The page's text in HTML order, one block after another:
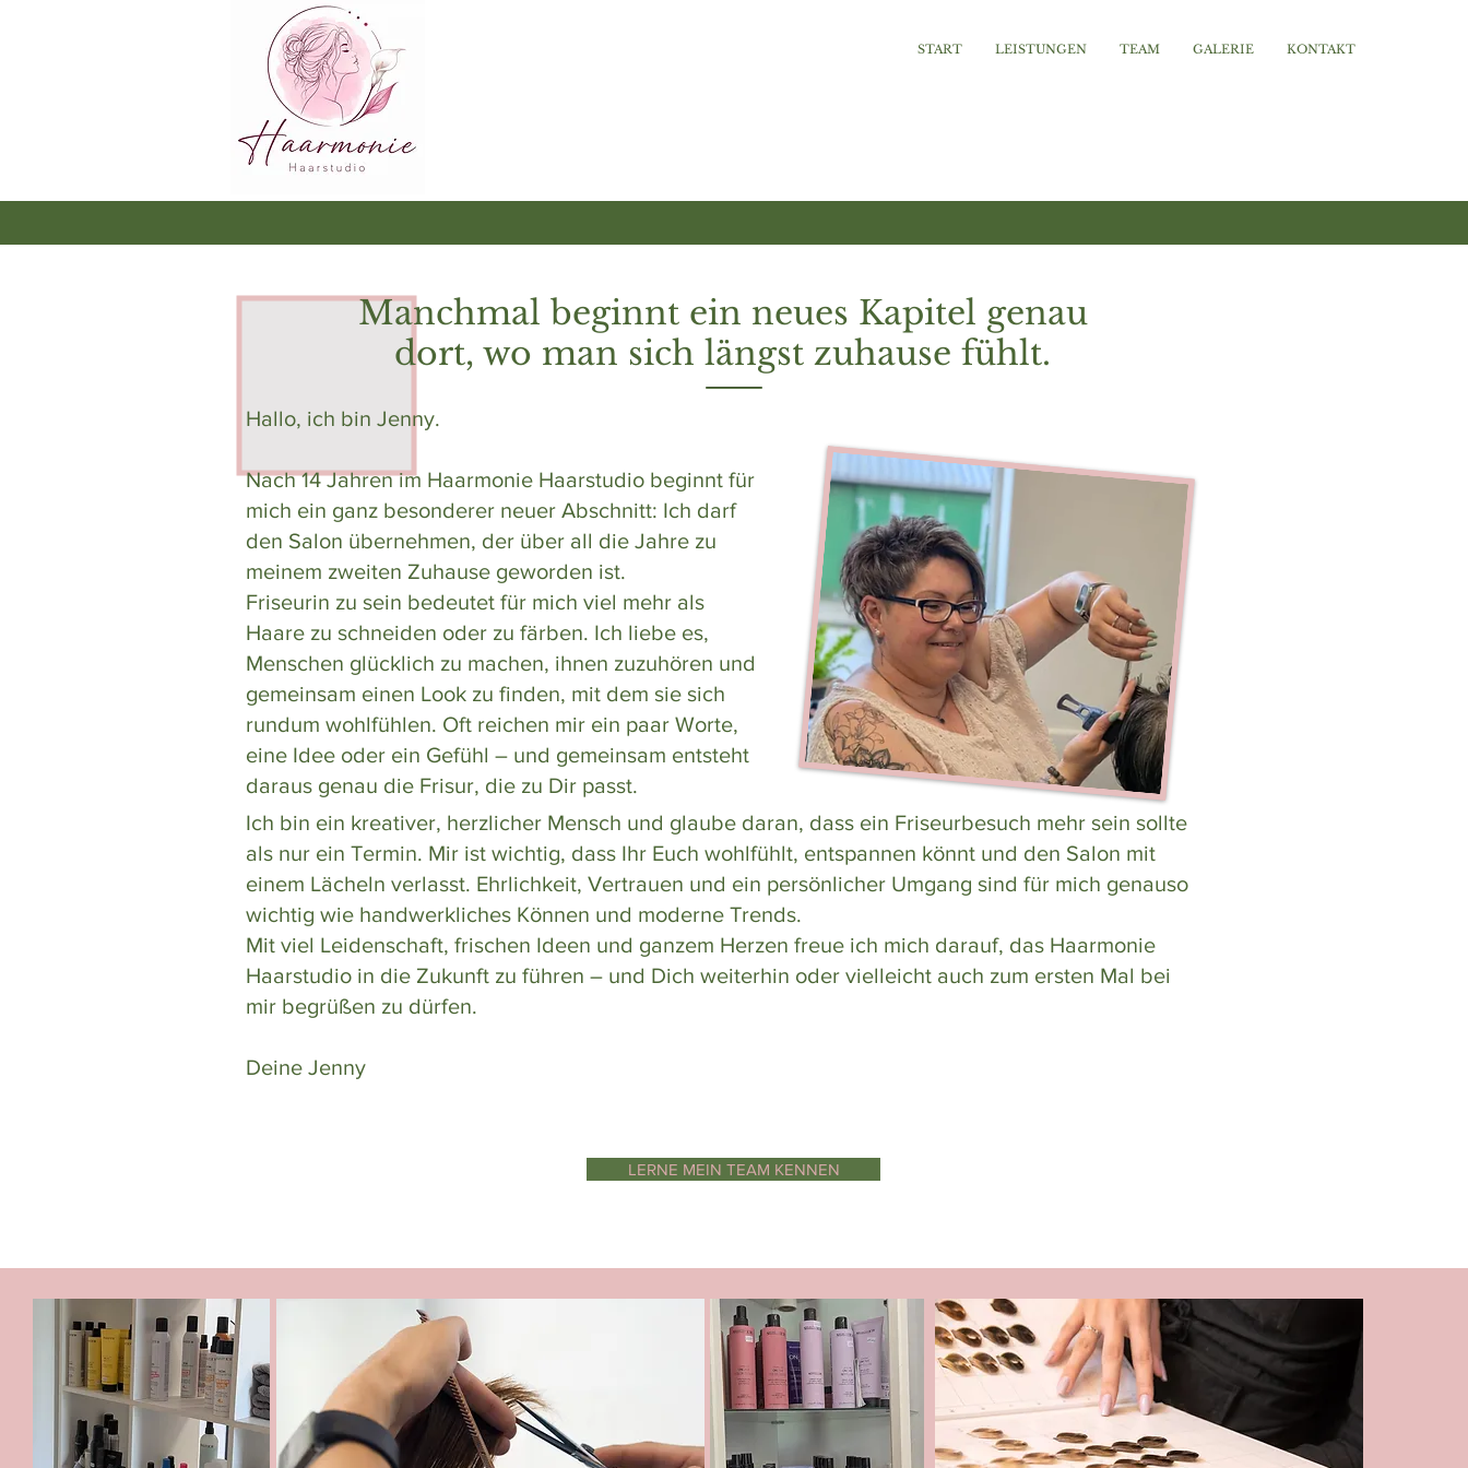
START LEISTUNGEN TEAM GALERIE KONTAKT
Manchmal beginnt ein neues Kapitel genau
dort, wo man sich längst zuhause fühlt.
Hallo, ich bin Jenny.
Nach 14 Jahren im Haarmonie Haarstudio beginnt für
mich ein ganz besonderer neuer Abschnitt: Ich darf
den Salon übernehmen, der über all die Jahre zu
meinem zweiten Zuhause geworden ist.
Friseurin zu sein bedeutet für mich viel mehr als
Haare zu schneiden oder zu färben. Ich liebe es,
Menschen glücklich zu machen, ihnen zuzuhören und
gemeinsam einen Look zu finden, mit dem sie sich
rundum wohlfühlen. Oft reichen mir ein paar Worte,
eine Idee oder ein Gefühl – und gemeinsam entsteht
daraus genau die Frisur, die zu Dir passt.
Ich bin ein kreativer, herzlicher Mensch und glaube daran, dass ein Friseurbesuch mehr sein sollte
als nur ein Termin. Mir ist wichtig, dass Ihr Euch wohlfühlt, entspannen könnt und den Salon mit
einem Lächeln verlasst. Ehrlichkeit, Vertrauen und ein persönlicher Umgang sind für mich genauso
wichtig wie handwerkliches Können und moderne Trends.
Mit viel Leidenschaft, frischen Ideen und ganzem Herzen freue ich mich darauf, das Haarmonie
Haarstudio in die Zukunft zu führen – und Dich weiterhin oder vielleicht auch zum ersten Mal bei
mir begrüßen zu dürfen.
Deine Jenny
LERNE MEIN TEAM KENNEN